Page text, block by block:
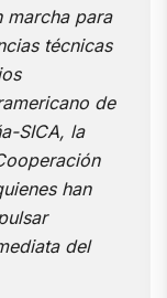
marcha para
técnicas
de
SICA, la
han
del